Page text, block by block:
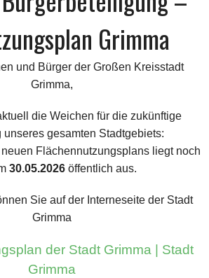
Grimma
und Bürger der Großen Kreisstadt
Grimma,
die Weichen für die zukünftige
unseres gesamten Stadtgebiets:
Flächennutzungsplans liegt noch
30.05.2026öffentlich aus.
Sie auf der Interneseite der Stadt
Grimma
der Stadt Grimma | Stadt
Grimma